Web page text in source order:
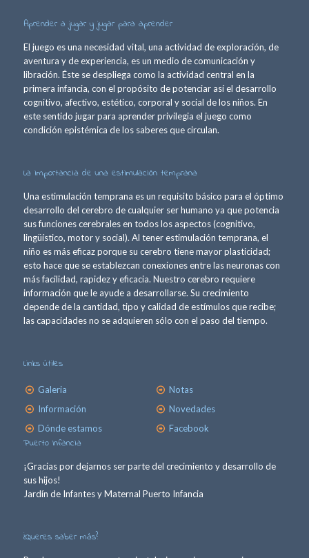
Aprender a jugar y jugar para aprender
El juego es una necesidad vital, una actividad de exploración, de
aventura y de experiencia, es un medio de comunicación y
libración. Éste se despliega como la actividad central en la
primera infancia, con el propósito de potenciar así el desarrollo
cognitivo, afectivo, estético, corporal y social de los niños. En
este sentido jugar para aprender privilegia el juego como
condición epistémica de los saberes que circulan.
La importancia de una estimulación temprana
Una estimulación temprana es un requisito básico para el óptimo
desarrollo del cerebro de cualquier ser humano ya que potencia
sus funciones cerebrales en todos los aspectos (cognitivo,
lingüístico, motor y social). Al tener estimulación temprana, el
niño es más eficaz porque su cerebro tiene mayor plasticidad;
esto hace que se establezcan conexiones entre las neuronas con
más facilidad, rapidez y eficacia. Nuestro cerebro requiere
información que le ayude a desarrollarse. Su crecimiento
depende de la cantidad, tipo y calidad de estímulos que recibe;
las capacidades no se adquieren sólo con el paso del tiempo.
Links útiles
Galeria
Información
Dónde estamos
Notas
Novedades
Facebook
Puerto Infancia
¡Gracias por dejarnos ser parte del crecimiento y desarrollo de
sus hijos!
Jardín de Infantes y Maternal Puerto Infancia
¿Queres saber más?